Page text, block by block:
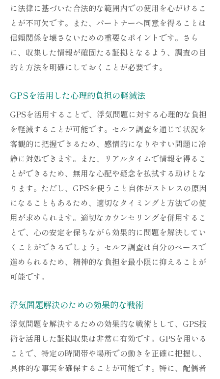
に法律に基づいた合法的な範囲内での使用を心がけるこ
とが不可欠です。また、パートナーへ同意を得ることは
信頼関係を壊さないための重要なポイントです。さら
に、収集した情報が確固たる証拠となるよう、調査の目
的と方法を明確にしておくことが必要です。
GPSを活用した心理的負担の軽減法
GPSを活用することで、浮気問題に対する心理的な負担
を軽減することが可能です。セルフ調査を通じて状況を
客観的に把握できるため、感情的になりやすい問題に冷
静に対処できます。また、リアルタイムで情報を得るこ
とができるため、無用な心配や疑念を払拭する助けとな
ります。ただし、GPSを使うこと自体がストレスの原因
になることもあるため、適切なタイミングと方法での使
用が求められます。適切なカウンセリングを併用するこ
とで、心の安定を保ちながら効果的に問題を解決してい
くことができるでしょう。セルフ調査は自分のペースで
進められるため、精神的な負担を最小限に抑えることが
可能です。
浮気問題解決のための効果的な戦術
浮気問題を解決するための効果的な戦術として、GPS技
術を活用した証拠収集は非常に有効です。GPSを用いる
ことで、特定の時間帯や場所での動きを正確に把握し、
具体的な事実を確保することが可能です。特に、配偶者